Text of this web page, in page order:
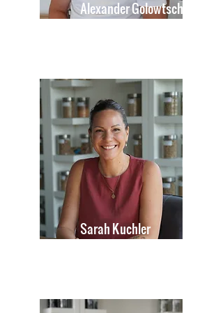
Alexander Golowtschenko
Sarah Kuchler